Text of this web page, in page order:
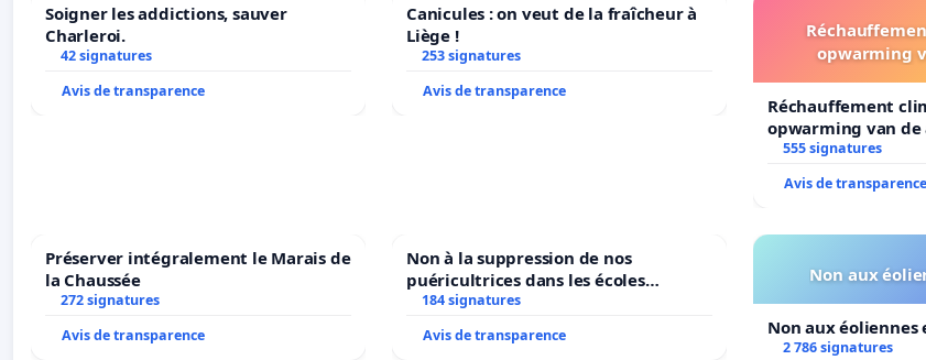
Soigner les addictions, sauver
Charleroi.
42 signatures
Avis de transparence
Canicules : on veut de la fraîcheur à
Liège !
253 signatures
Avis de transparence
opwarming
Réchauffement
opwarming van de
555 signatures
Avis de transparence
Préserver intégralement le Marais de
la Chaussée
272 signatures
Avis de transparence
Non à la suppression de nos
puéricultrices dans les écoles
communale de Flémalle !
184 signatures
Avis de transparence
Non aux
Non aux éoliennes
2 786 signatures